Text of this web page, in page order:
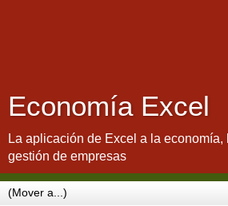
Economía Excel
La aplicación de Excel a la economía,
gestión de empresas